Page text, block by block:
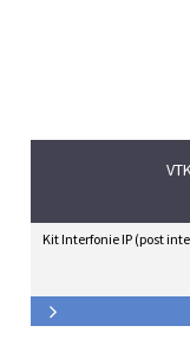
Kit Interfonie IP (post